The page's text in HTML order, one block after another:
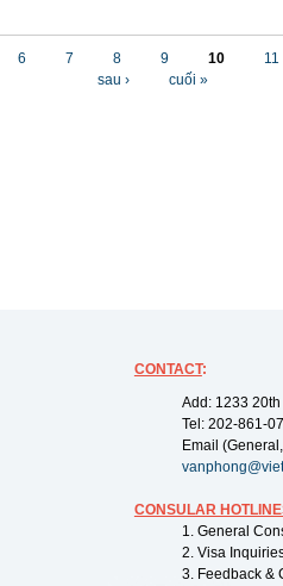
6 7 8 9 10
11
sau ›
cuối »
CONTACT:
Add: 1233
Tel: 202-861-
Email
CONSULAR
1. General
2. Visa
3. Feedback &